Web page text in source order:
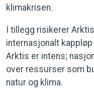
klimakrisen.
I tillegg risikerer
internasjonalt
Arktis er intens;
over ressurser som
natur og klima.